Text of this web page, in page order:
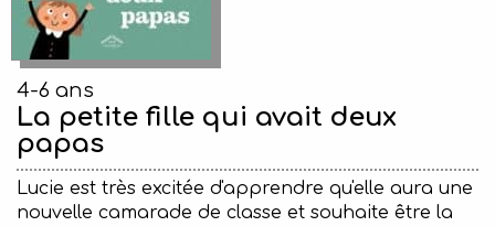
4-6 ans
La petite fille qui avait deux
papas
Lucie est très excitée d'apprendre qu'elle aura une
nouvelle camarade de classe et souhaite être la